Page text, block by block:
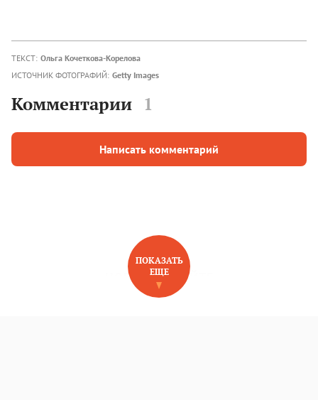
ТЕКСТ: Ольга Кочеткова-Корелова
ИСТОЧНИК ФОТОГРАФИЙ: Getty Images
Комментарии 1
Написать комментарий
НОВОЕ НА САЙТЕ
ПОКАЗАТЬ
ЕЩЕ